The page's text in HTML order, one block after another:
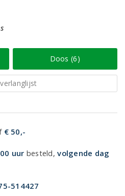
Doos (6)
€ 50,-
uur besteld,volgende dag
514427